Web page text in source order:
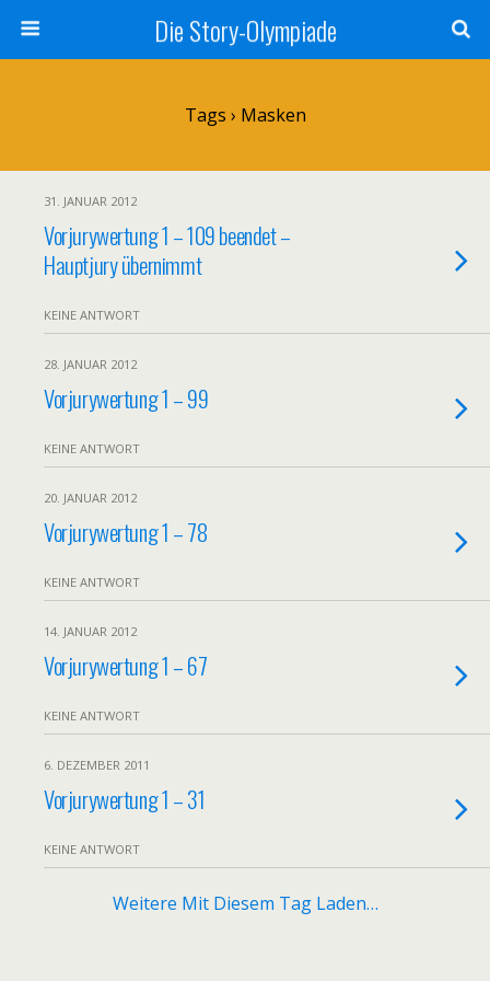
Die Story-Olympiade
Tags › Masken
31. JANUAR 2012
Vorjurywertung 1 – 109 beendet –
Hauptjury übernimmt
KEINE ANTWORT
28. JANUAR 2012
Vorjurywertung 1 – 99
KEINE ANTWORT
20. JANUAR 2012
Vorjurywertung 1 – 78
KEINE ANTWORT
14. JANUAR 2012
Vorjurywertung 1 – 67
KEINE ANTWORT
6. DEZEMBER 2011
Vorjurywertung 1 – 31
KEINE ANTWORT
Weitere Mit Diesem Tag Laden…